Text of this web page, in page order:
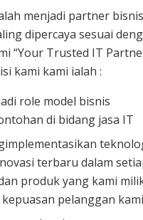
menjadi partner
dipercaya sesuai
“Your Trusted IT
kami kami ialah :
role model bisnis
di bidang jasa IT
terbaru dalam
produk yang kami
pelanggan kami